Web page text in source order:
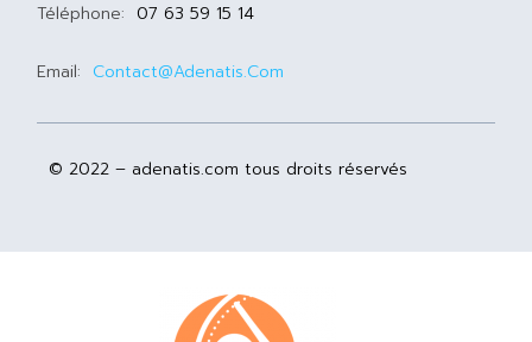
Téléphone: 07 63 59 15 14
Email: Contact@adenatis.com
© 2022 – adenatis.com tous droits réservés